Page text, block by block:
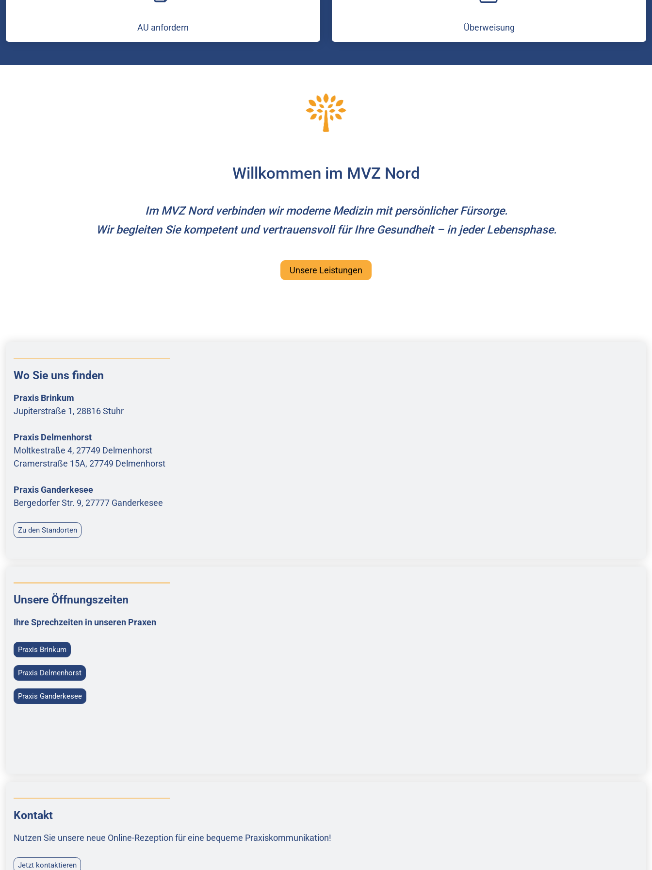
AU anfordern Überweisung
Willkommen im MVZ Nord
Im MVZ Nord verbinden wir moderne Medizin mit persönlicher Fürsorge.
Wir begleiten Sie kompetent und vertrauensvoll für Ihre Gesundheit – in jeder Lebensphase.
Unsere Leistungen
Wo Sie uns finden
Praxis Brinkum
Jupiterstraße 1, 28816 Stuhr
Praxis Delmenhorst
Moltkestraße 4, 27749 Delmenhorst
Cramerstraße 15A, 27749 Delmenhorst
Praxis Ganderkesee
Bergedorfer Str. 9, 27777 Ganderkesee
Zu den Standorten
Unsere Öffnungszeiten
Ihre Sprechzeiten in unseren Praxen
Praxis Brinkum
Praxis Delmenhorst
Praxis Ganderkesee
Kontakt
Nutzen Sie unsere neue Online-Rezeption für eine bequeme Praxiskommunikation!
Jetzt kontaktieren